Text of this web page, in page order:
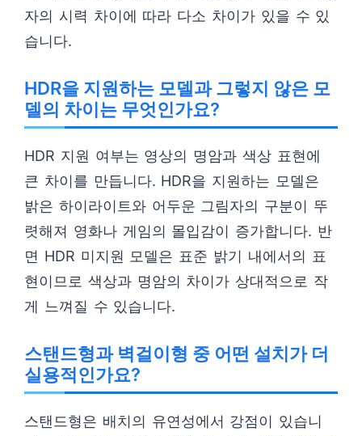
자의 시력 차이에 따라 다소 차이가 있을 수 있
습니다.
HDR을 지원하는 모델과 그렇지 않은 모
델의 차이는 무엇인가요?
HDR 지원 여부는 영상의 명암과 색상 표현에
큰 차이를 만듭니다. HDR을 지원하는 모델은
밝은 하이라이트와 어두운 그림자의 구분이 뚜
렷해져 영화나 게임의 몰입감이 증가합니다. 반
면 HDR 미지원 모델은 표준 밝기 내에서의 표
현이므로 색상과 명암의 차이가 상대적으로 작
게 느껴질 수 있습니다.
스탠드형과 벽걸이형 중 어떤 설치가 더
실용적인가요?
스탠드형은 배치의 유연성에서 강점이 있습니